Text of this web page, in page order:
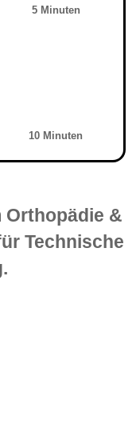
5 Minuten
10 Minuten
&
Technische